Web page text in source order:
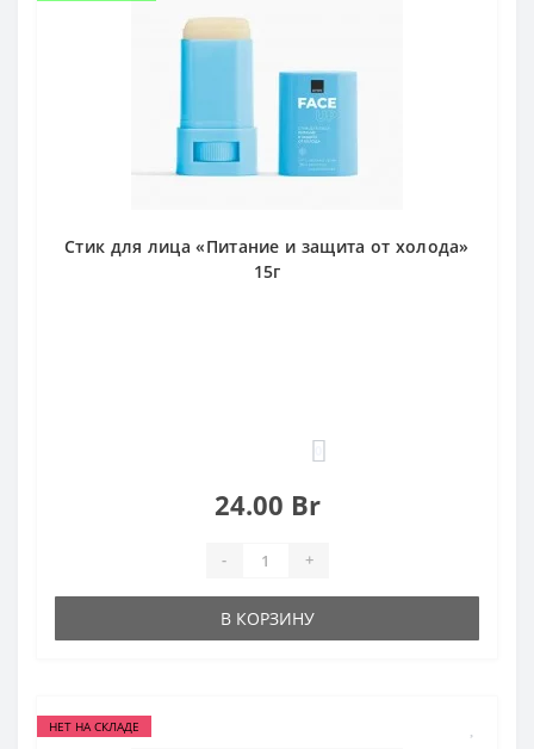
Стик для лица «Питание и защита от холода»
15г
24.00 Br
- +
В КОРЗИНУ
НЕТ НА СКЛАДЕ